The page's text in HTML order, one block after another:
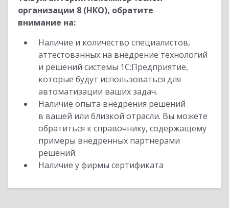
организации 8 (НКО), обратите
внимание на:
Наличие и количество специалистов,
аттестованных на внедрение технологий
и решений системы 1С:Предприятие,
которые будут использоваться для
автоматизации ваших задач.
Наличие опыта внедрения решений
в вашей или близкой отрасли. Вы можете
обратиться к справочнику, содержащему
примеры внедренных партнерами
решений.
Наличие у фирмы сертификата